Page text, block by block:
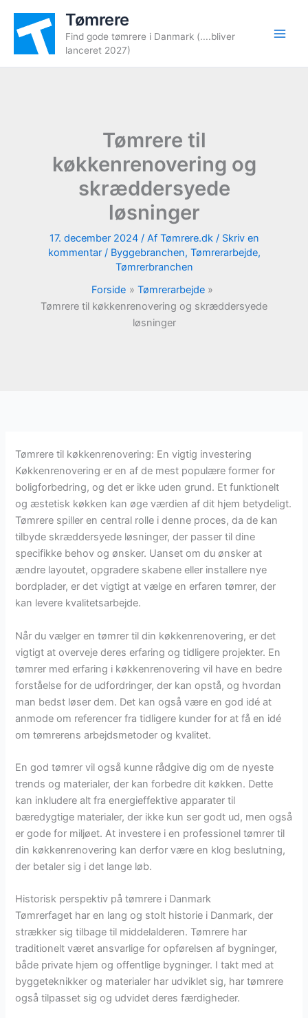
indholdet
Tømrere
Find gode tømrere i Danmark (....bliver
lanceret 2027)
Tømrere til
køkkenrenovering og
skræddersyede
løsninger
17. december 2024 / Af Tømrere.dk / Skriv en
kommentar / Byggebranchen, Tømrerarbejde,
Tømrerbranchen
Forside
Tømrerarbejde
Tømrere til køkkenrenovering og skræddersyede
løsninger
Tømrere til køkkenrenovering: En vigtig investering
Køkkenrenovering er en af de mest populære former for
boligforbedring, og det er ikke uden grund. Et funktionelt
og æstetisk køkken kan øge værdien af dit hjem betydeligt.
Tømrere spiller en central rolle i denne proces, da de kan
tilbyde skræddersyede løsninger, der passer til dine
specifikke behov og ønsker. Uanset om du ønsker at
ændre layoutet, opgradere skabene eller installere nye
bordplader, er det vigtigt at vælge en erfaren tømrer, der
kan levere kvalitetsarbejde.
Når du vælger en tømrer til din køkkenrenovering, er det
vigtigt at overveje deres erfaring og tidligere projekter. En
tømrer med erfaring i køkkenrenovering vil have en bedre
forståelse for de udfordringer, der kan opstå, og hvordan
man bedst løser dem. Det kan også være en god idé at
anmode om referencer fra tidligere kunder for at få en idé
om tømrerens arbejdsmetoder og kvalitet.
En god tømrer vil også kunne rådgive dig om de nyeste
trends og materialer, der kan forbedre dit køkken. Dette
kan inkludere alt fra energieffektive apparater til
bæredygtige materialer, der ikke kun ser godt ud, men også
er gode for miljøet. At investere i en professionel tømrer til
din køkkenrenovering kan derfor være en klog beslutning,
der betaler sig i det lange løb.
Historisk perspektiv på tømrere i Danmark
Tømrerfaget har en lang og stolt historie i Danmark, der
strækker sig tilbage til middelalderen. Tømrere har
traditionelt været ansvarlige for opførelsen af bygninger,
både private hjem og offentlige bygninger. I takt med at
byggeteknikker og materialer har udviklet sig, har tømrere
også tilpasset sig og udvidet deres færdigheder.